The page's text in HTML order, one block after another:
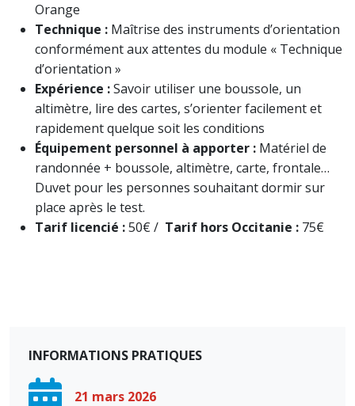
Orange
Technique : Maîtrise des instruments d’orientation
conformément aux attentes du module « Technique
d’orientation »
Expérience :Savoir utiliser une boussole, un
altimètre, lire des cartes, s’orienter facilement et
rapidement quelque soit les conditions
Équipement personnel à apporter : Matériel de
randonnée + boussole, altimètre, carte, frontale…
Duvet pour les personnes souhaitant dormir sur
place après le test.
Tarif licencié :50€ / Tarif hors Occitanie : 75€
INFORMATIONS PRATIQUES
21 mars 2026